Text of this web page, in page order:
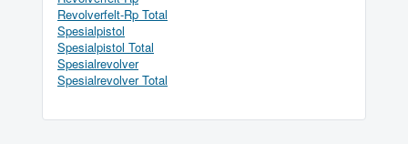
Revolverfelt-Rp Total
Spesialpistol
Spesialpistol Total
Spesialrevolver
Spesialrevolver Total